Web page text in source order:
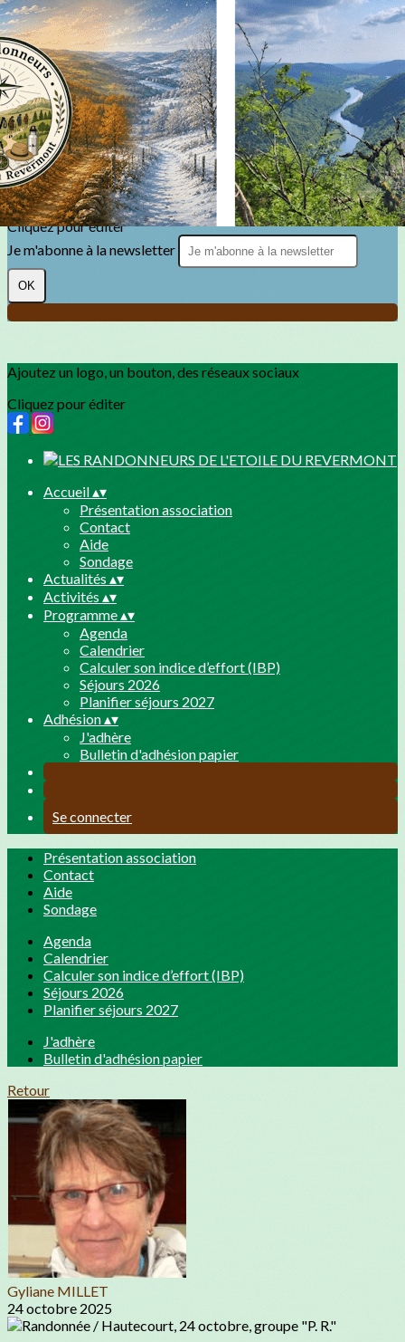
Exporter les lignes sélectionnées
Exporter toutes les colonnes
Exporter uniquement les colonnes affichées
Menu
?>
Images de la page d'accueil
Cliquez pour éditer
Texte, bouton et/ou inscription à la newsletter
Cliquez pour éditer
Je m'abonne à la newsletter
OK
Ajoutez un logo, un bouton, des réseaux sociaux
Cliquez pour éditer
Accueil▴▾
Présentation association
Contact
Aide
Sondage
Actualités ▴▾
Activités ▴▾
Programme▴▾
Agenda
Calendrier
Calculer son indice d’effort (IBP)
Séjours 2026
Planifier séjours 2027
Adhésion▴▾
J'adhère
Bulletin d'adhésion papier
Se connecter
Présentation association
Contact
Aide
Sondage
Agenda
Calendrier
Calculer son indice d’effort (IBP)
Séjours 2026
Planifier séjours 2027
J'adhère
Bulletin d'adhésion papier
Retour
Gyliane MILLET
24 octobre 2025